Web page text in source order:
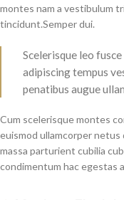
montes nam a vestibulum
tincidunt.Semper dui.
Scelerisque leo
adipiscing tempus
penatibus augue
Cum scelerisque montes
euismod ullamcorper
massa parturient cubilia
condimentum hac egestas